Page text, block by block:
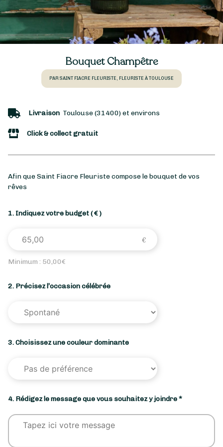
Bouquet Champêtre
PAR SAINT FIACRE FLEURISTE, FLEURISTE À TOULOUSE
Livraison Toulouse (31400) et environs
Click & collect gratuit
Afin que Saint Fiacre Fleuriste compose le bouquet de vos
rêves
1. Indiquez votre budget( € )
Minimum : 50,00€
2. Précisez l’occasion célébrée
3. Choisissez une couleur dominante
4. Rédigez le message que vous souhaitez y joindre *